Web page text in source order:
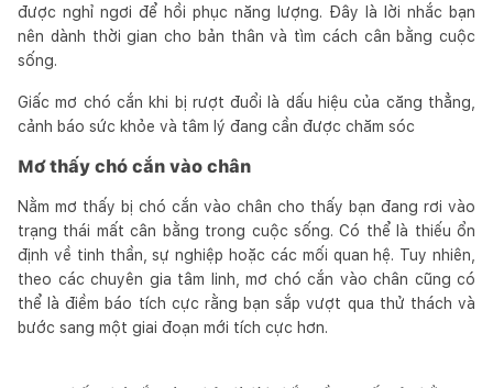
được nghỉ ngơi để hồi phục năng lượng. Đây là lời nhắc bạn
nên dành thời gian cho bản thân và tìm cách cân bằng cuộc
sống.
Giấc mơ chó cắn khi bị rượt đuổi là dấu hiệu của căng thẳng,
cảnh báo sức khỏe và tâm lý đang cần được chăm sóc
Mơ thấy chó cắn vào chân
Nằm mơ thấy bị chó cắn vào chân cho thấy bạn đang rơi vào
trạng thái mất cân bằng trong cuộc sống. Có thể là thiếu ổn
định về tinh thần, sự nghiệp hoặc các mối quan hệ. Tuy nhiên,
theo các chuyên gia tâm linh, mơ chó cắn vào chân cũng có
thể là điềm báo tích cực rằng bạn sắp vượt qua thử thách và
bước sang một giai đoạn mới tích cực hơn.